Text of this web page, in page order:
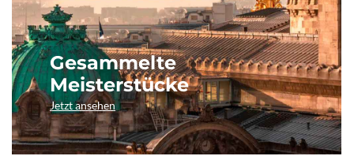
Gesammelte
Meisterstücke
Jetzt ansehen